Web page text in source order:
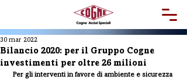
Bilancio 2020: per il Gruppo Cogne
investimenti per oltre 26 milioni
30 mar 2022
Per gli interventi in favore di ambiente e sicurezza